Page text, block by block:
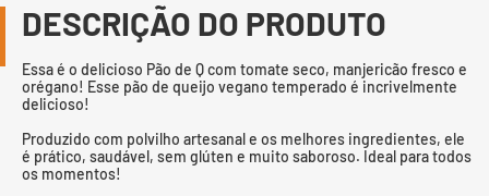
DESCRIÇÃO DO PRODUTO
Essa é o delicioso Pão de Q com tomate seco, manjericão fresco e
orégano! Esse pão de queijo vegano temperado é incrivelmente
delicioso!
Produzido com polvilho artesanal e os melhores ingredientes, ele
é prático, saudável, sem glúten e muito saboroso. Ideal para todos
os momentos!